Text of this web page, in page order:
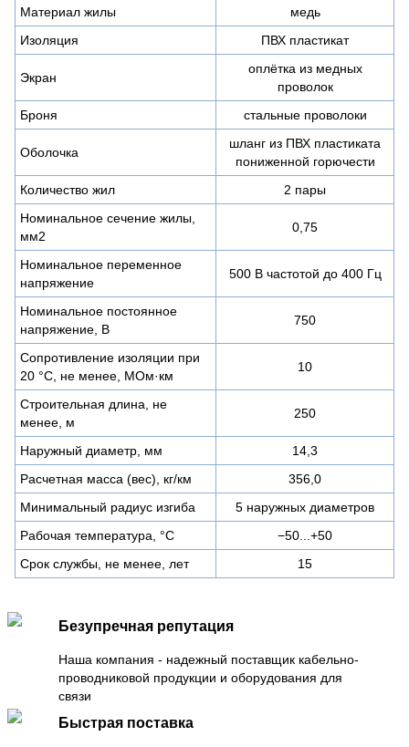
Материал жилы
медь
Изоляция
ПВХ пластикат
Экран
оплётка из медных
проволок
Броня
стальные проволоки
Оболочка
шланг из ПВХ пластиката
пониженной горючести
Количество жил
2 пары
Номинальное сечение жилы,
мм2
0,75
Номинальное переменное
напряжение
500 В частотой до 400 Гц
Номинальное постоянное
напряжение, В
750
Сопротивление изоляции при
20 °С, не менее, МОм·км
10
Строительная длина, не
менее, м
250
Наружный диаметр, мм
14,3
Расчетная масса (вес), кг/км
356,0
Минимальный радиус изгиба
5 наружных диаметров
Рабочая температура, °C
−50...+50
Срок службы, не менее, лет
15
Безупречная репутация
Наша компания - надежный поставщик кабельно-
проводниковой продукции и оборудования для
связи
Быстрая поставка